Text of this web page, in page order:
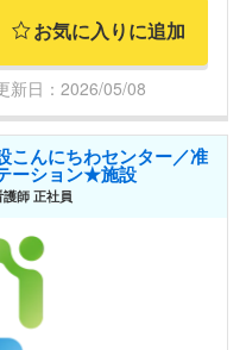
お気に入りに追加
日：2026/05/08
こんにちわセンター／准
ーション★施設
師 正社員